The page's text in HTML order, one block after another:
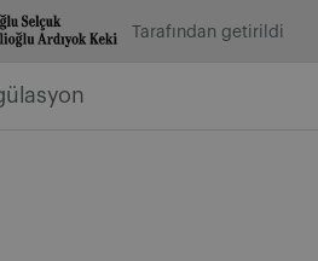
Tarafından getirildi